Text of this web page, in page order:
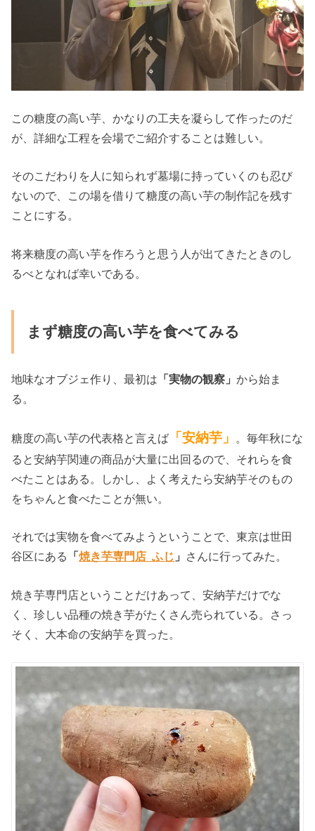
この糖度の高い芋、かなりの工夫を凝らして作ったのだ
が、詳細な工程を会場でご紹介することは難しい。
そのこだわりを人に知られず墓場に持っていくのも忍び
ないので、この場を借りて糖度の高い芋の制作記を残す
ことにする。
将来糖度の高い芋を作ろうと思う人が出てきたときのし
るべとなれば幸いである。
まず糖度の高い芋を食べてみる
地味なオブジェ作り、最初は 「実物の観察」から始ま
る。
糖度の高い芋の代表格と言えば 「安納芋」
。毎年秋にな
ると安納芋関連の商品が大量に出回るので、それらを食
べたことはある。しかし、よく考えたら安納芋そのもの
をちゃんと食べたことが無い。
それでは実物を食べてみようということで、東京は世田
谷区にある
「焼き芋専門店 ふじ 」 さんに行ってみた。
焼き芋専門店ということだけあって、安納芋だけでな
く、珍しい品種の焼き芋がたくさん売られている。さっ
そく、大本命の安納芋を買った。